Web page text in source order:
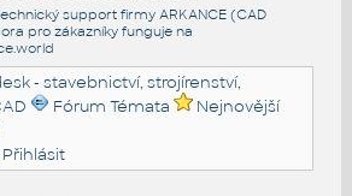
support firmy ARKANCE (CAD
pro zákazníky funguje na
- stavebnictví, strojírenství,
Fórum Témata
Nejnovější
Přihlásit